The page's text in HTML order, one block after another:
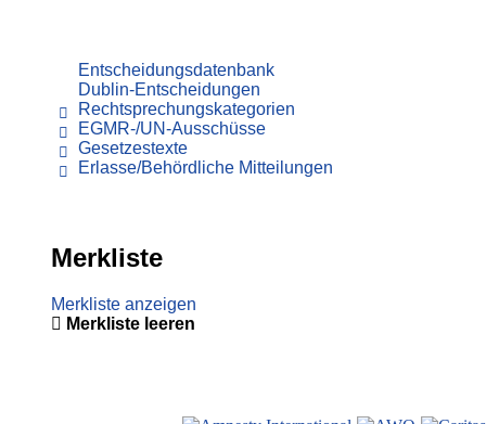
Entscheidungsdatenbank
Dublin-Entscheidungen
Rechtsprechungskategorien
EGMR-/UN-Ausschüsse
Gesetzestexte
Erlasse/Behördliche Mitteilungen
Merkliste
Merkliste anzeigen
Merkliste leeren